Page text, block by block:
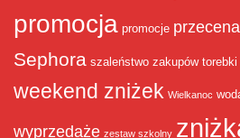
promocja promocje przecena
Sephora szaleństwo zakupów torebki
weekend zniżek Wielkanoc
wyprzedaże zestaw szkolny